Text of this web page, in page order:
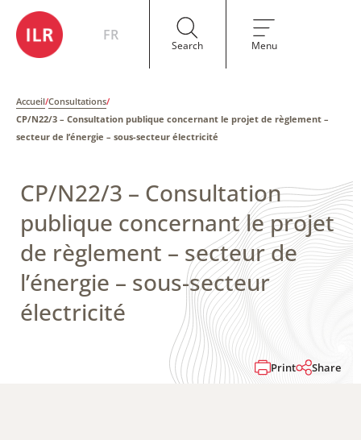
FR
Search Menu
Accueil/Consultations/
CP/N22/3 – Consultation publique concernant le projet de règlement –
secteur de l’énergie – sous-secteur électricité
CP/N22/3 – Consultation
publique concernant le projet
de règlement – secteur de
l’énergie – sous-secteur
électricité
Print Share